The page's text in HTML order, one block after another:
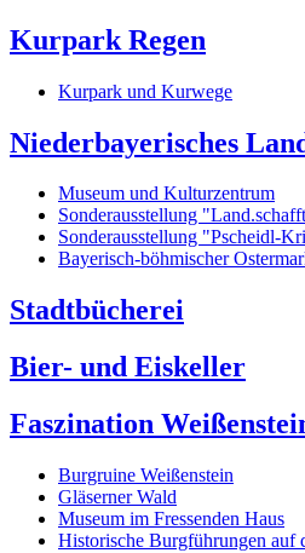
Kurpark Regen
Kurpark und Kurwege
Niederbayerisches
Museum und Kulturzentrum
Sonderausstellung
Sonderausstellung "Pscheidl-
Bayerisch-böhmischer
Stadtbücherei
Bier- und Eiskeller
Faszination
Burgruine Weißenstein
Gläserner Wald
Museum im Fressenden Haus
Historische Burgführungen auf